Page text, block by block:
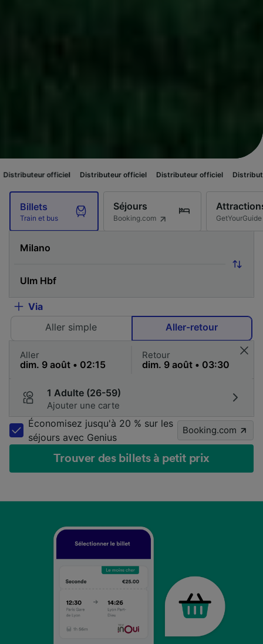
Distributeur officiel Distributeur officiel Distributeur officiel
Billets
Train et bus
Séjours
Booking.com GetYourGuide
Via
Aller simple
Aller-retour
Aller Retour
1 Adulte (26-59)
Ajouter une carte
Économisez jusqu'à 20 % sur les
séjours avec Genius
Booking.com
Trouver des billets à petit prix